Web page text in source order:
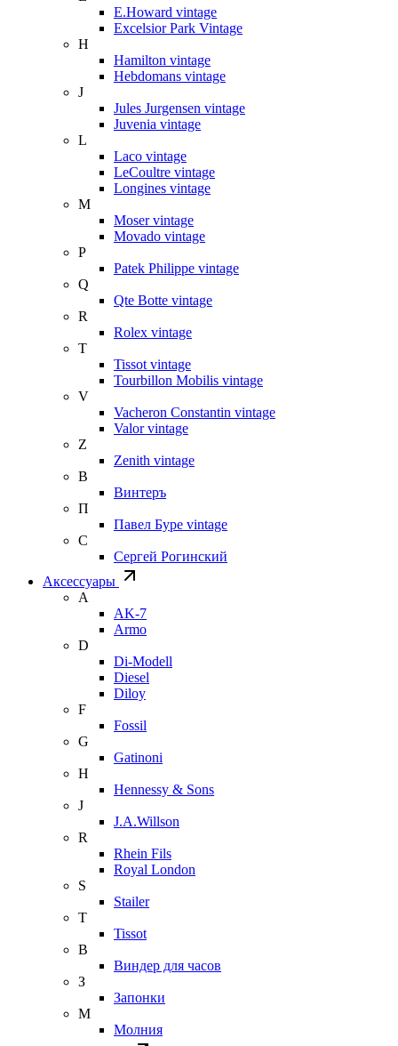
E.Howard vintage
Excelsior Park Vintage
H
Hamilton vintage
Hebdomans vintage
J
Jules Jurgensen vintage
Juvenia vintage
L
Laco vintage
LeCoultre vintage
Longines vintage
M
Moser vintage
Movado vintage
P
Patek Philippe vintage
Q
Qte Botte vintage
R
Rolex vintage
T
Tissot vintage
Tourbillon Mobilis vintage
V
Vacheron Constantin vintage
Valor vintage
Z
Zenith vintage
В
Винтеръ
П
Павел Буре vintage
С
Сергей Рогинский
Аксессуары
A
AK-7
Armo
D
Di-Modell
Diesel
Diloy
F
Fossil
G
Gatinoni
H
Hennessy & Sons
J
J.A.Willson
R
Rhein Fils
Royal London
S
Stailer
T
Tissot
В
Виндер для часов
З
Запонки
М
Молния